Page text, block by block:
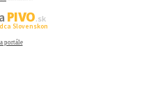
PIVO.sk
Slovenskom
portále